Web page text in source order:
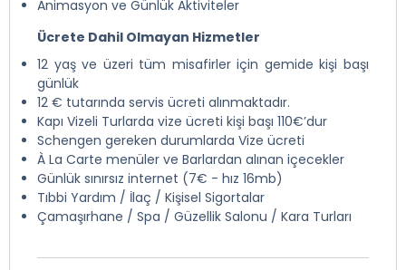
Animasyon ve Günlük Aktiviteler
Ücrete Dahil Olmayan Hizmetler
12 yaş ve üzeri tüm misafirler için gemide kişi başı
günlük
12 € tutarında servis ücreti alınmaktadır.
Kapı Vizeli Turlarda vize ücreti kişi başı 110€’dur
Schengen gereken durumlarda Vize ücreti
À La Carte menüler ve Barlardan alınan içecekler
Günlük sınırsız internet (7€ - hız 16mb)
Tıbbi Yardım / İlaç / Kişisel Sigortalar
Çamaşırhane / Spa / Güzellik Salonu / Kara Turları